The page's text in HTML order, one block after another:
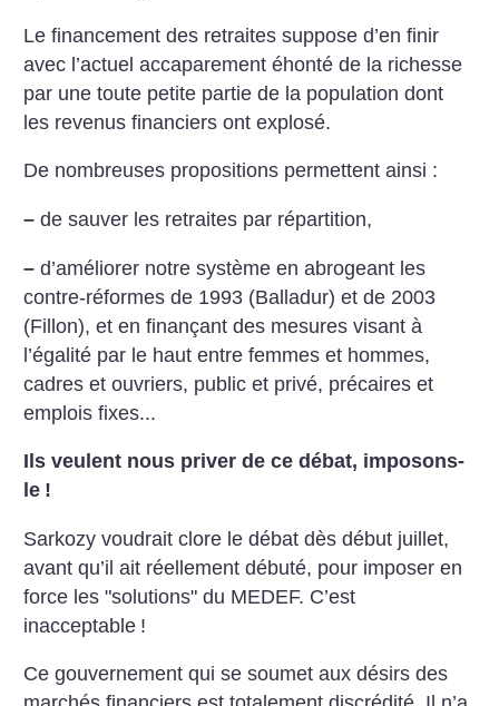
Le financement des retraites suppose d’en finir
avec l’actuel accaparement éhonté de la richesse
par une toute petite partie de la population dont
les revenus financiers ont explosé.
De nombreuses propositions permettent ainsi :
– de sauver les retraites par répartition,
– d’améliorer notre système en abrogeant les
contre-réformes de 1993 (Balladur) et de 2003
(Fillon), et en finançant des mesures visant à
l’égalité par le haut entre femmes et hommes,
cadres et ouvriers, public et privé, précaires et
emplois fixes...
Ils veulent nous priver de ce débat, imposons-
le !
Sarkozy voudrait clore le débat dès début juillet,
avant qu’il ait réellement débuté, pour imposer en
force les "solutions" du MEDEF. C’est
inacceptable !
Ce gouvernement qui se soumet aux désirs des